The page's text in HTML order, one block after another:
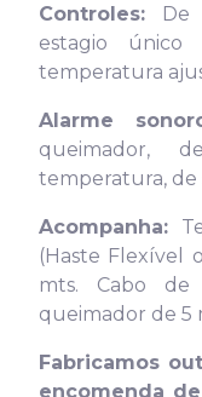
Controles: De
estagio
temperatura
Alarme
queimador,
temperatura,
Acompanha:
(Haste Flexível
mts. Cabo
queimador de 5
Fabricamos
encomenda